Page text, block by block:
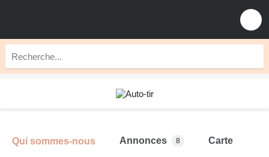
Qui sommes-nous Annonces 8 Carte